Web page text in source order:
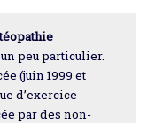
peu particulier.
(juin 1999 et
d’exercice
par des non-